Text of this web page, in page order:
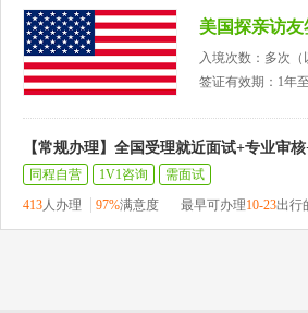
美国探亲访友
入境次数：多次（
签证有效期：1年
【常规办理】全国受理就近面试+专业审
同程自营
1V1咨询
需面试
413人办理 97%满意度 最早可办理10-23出行